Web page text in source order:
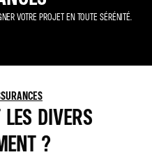
VOTRE PROJET EN TOUTE SÉRÉNITÉ.
DIVERS
?